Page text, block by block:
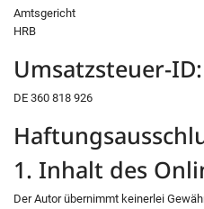
Amtsgericht
HRB
Umsatzsteuer-ID:
DE 360 818 926
1. Inhalt des
Der Autor übernimmt keinerlei